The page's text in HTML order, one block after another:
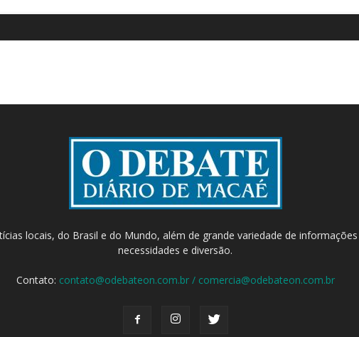
locais, do Brasil e do Mundo, além de grande variedade de
necessidades e diversão.
Contato: contato@odebateon.com.br / comercia@odebateon.com.br